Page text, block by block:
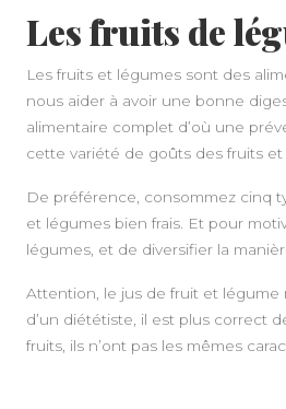
Les fruits de
Les fruits et légumes sont des
nous aider à avoir une bonne
alimentaire complet d’où une
cette variété de goûts des fruits
De préférence, consommez cinq
et légumes bien frais. Et pour
légumes, et de diversifier la
Attention, le jus de fruit et légume
d’un diététiste, il est plus correct
fruits, ils n’ont pas les mêmes